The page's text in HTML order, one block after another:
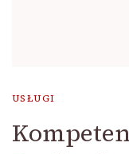
USŁUGI